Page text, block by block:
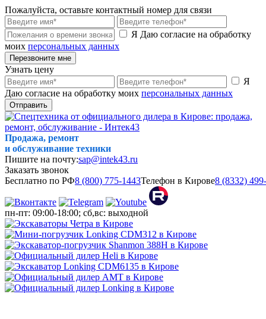
Пожалуйста, оставьте контактный номер для связи
Я Даю согласие на обработку
моих персональных данных
Перезвоните мне
Узнать цену
Я
Даю согласие на обработку моих персональных данных
Отправить
Продажа, ремонт
и обслуживание техники
Пишите на почту:sap@intek43.ru
Заказать звонок
Бесплатно по РФ8 (800) 775-1443Телефон в Кирове8 (8332)
пн-пт: 09:00-18:00; сб,вс: выходной